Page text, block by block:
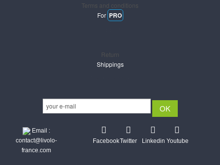
Terms and conditions
For PRO
Return
Shippings
Email :
contact@livolo-
france.com
FacebookTwitter Linkedin Youtube